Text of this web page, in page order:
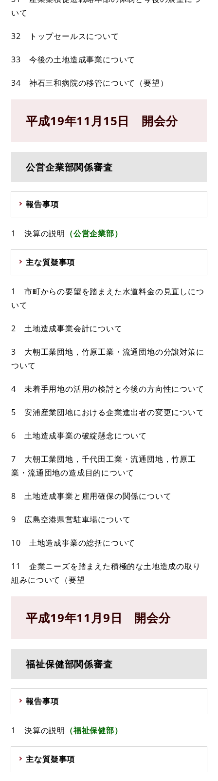
いて
32 トップセールスについて
33 今後の土地造成事業について
34 神石三和病院の移管について（要望）
平成19年11月15日 開会分
公営企業部関係審査
報告事項
1 決算の説明 （公営企業部）
主な質疑事項
1 市町からの要望を踏まえた水道料金の見直しにつ
いて
2 土地造成事業会計について
3 大朝工業団地，竹原工業・流通団地の分譲対策に
ついて
4 未着手用地の活用の検討と今後の方向性について
5 安浦産業団地における企業進出者の変更について
6 土地造成事業の破綻懸念について
7 大朝工業団地，千代田工業・流通団地，竹原工
業・流通団地の造成目的について
8 土地造成事業と雇用確保の関係について
9 広島空港県営駐車場について
10 土地造成事業の総括について
11 企業ニーズを踏まえた積極的な土地造成の取り
組みについて（要望
平成19年11月9日 開会分
福祉保健部関係審査
報告事項
1 決算の説明 （福祉保健部）
主な質疑事項